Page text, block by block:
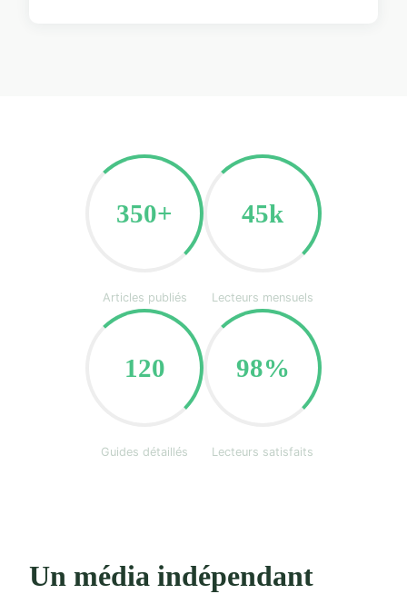
350+
Articles publiés
45k
Lecteurs mensuels
120
Guides détaillés
98%
Lecteurs satisfaits
Un média indépendant